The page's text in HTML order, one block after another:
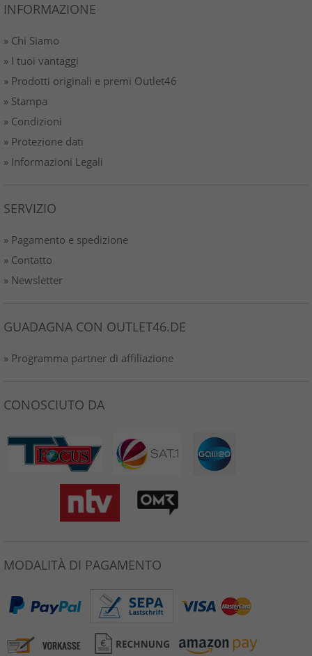
INFORMAZIONE
» Chi Siamo
» I tuoi vantaggi
» Prodotti originali e premi Outlet46
» Stampa
» Condizioni
» Protezione dati
» Informazioni Legali
SERVIZIO
» Pagamento e spedizione
» Contatto
» Newsletter
GUADAGNA CON OUTLET46.DE
» Programma partner di affiliazione
CONOSCIUTO DA
MODALITÀ DI PAGAMENTO